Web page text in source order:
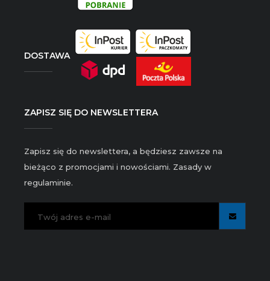
DOSTAWA
ZAPISZ SIĘ DO NEWSLETTERA
Zapisz się do newslettera, a będziesz zawsze na
bieżąco z promocjami i nowościami. Zasady w
regulaminie.